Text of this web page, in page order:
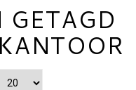
GETAGD